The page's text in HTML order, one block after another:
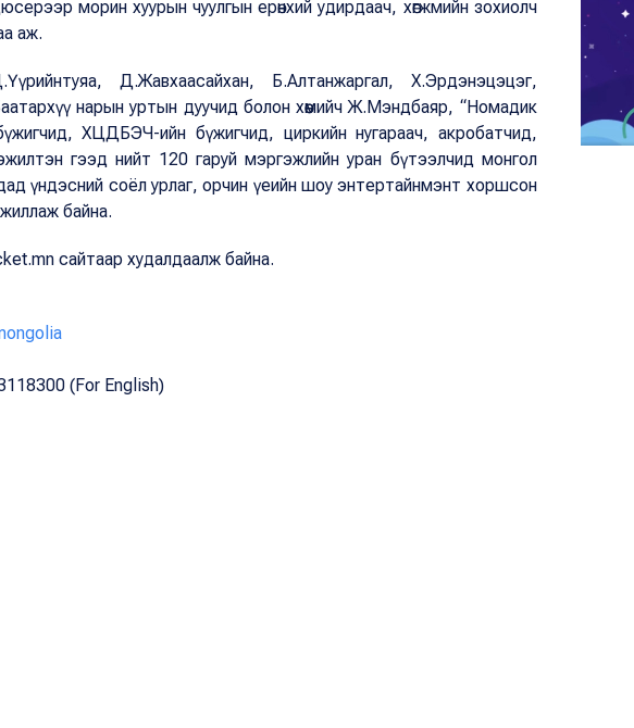
морин хуурын чуулгын ерөнхий удирдаач, хөгжмийн зохиолч
аж.
Д.Жавхаасайхан, Б.Алтанжаргал, Х.Эрдэнэцэцэг,
нарын уртын дуучид болон хөөмийч Ж.Мэндбаяр, “Номадик
ХЦДБЭЧ-ийн бүжигчид, циркийн нугараач, акробатчид,
гээд нийт 120 гаруй мэргэжлийн уран бүтээлчид монгол
үндэсний соёл урлаг, орчин үеийн шоу энтертайнмэнт хоршсон
байна.
сайтаар худалдаалж байна.
(For English)